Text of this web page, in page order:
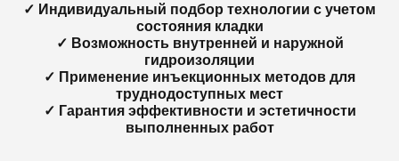
✓ Индивидуальный подбор технологии с учетом
состояния кладки
✓ Возможность внутренней и наружной
гидроизоляции
✓ Применение инъекционных методов для
труднодоступных мест
✓ Гарантия эффективности и эстетичности
выполненных работ